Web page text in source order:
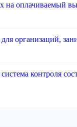
на оплачиваемый
для организаций,
контроля